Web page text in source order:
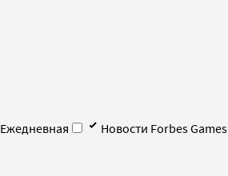
Ежедневная
Новости Forbes Games